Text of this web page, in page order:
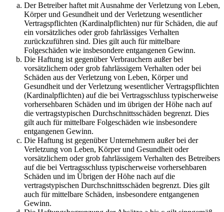
Der Betreiber haftet mit Ausnahme der Verletzung von Leben,
Körper und Gesundheit und der Verletzung wesentlicher
Vertragspflichten (Kardinalpflichten) nur für Schäden, die auf
ein vorsätzliches oder grob fahrlässiges Verhalten
zurückzuführen sind. Dies gilt auch für mittelbare
Folgeschäden wie insbesondere entgangenen Gewinn.
Die Haftung ist gegenüber Verbrauchern außer bei
vorsätzlichem oder grob fahrlässigem Verhalten oder bei
Schäden aus der Verletzung von Leben, Körper und
Gesundheit und der Verletzung wesentlicher Vertragspflichten
(Kardinalpflichten) auf die bei Vertragsschluss typischerweise
vorhersehbaren Schäden und im übrigen der Höhe nach auf
die vertragstypischen Durchschnittsschäden begrenzt. Dies
gilt auch für mittelbare Folgeschäden wie insbesondere
entgangenen Gewinn.
Die Haftung ist gegenüber Unternehmern außer bei der
Verletzung von Leben, Körper und Gesundheit oder
vorsätzlichem oder grob fahrlässigem Verhalten des Betreibers
auf die bei Vertragsschluss typischerweise vorhersehbaren
Schäden und im Übrigen der Höhe nach auf die
vertragstypischen Durchschnittsschäden begrenzt. Dies gilt
auch für mittelbare Schäden, insbesondere entgangenen
Gewinn.